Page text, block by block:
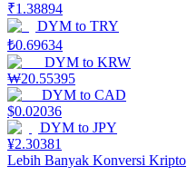
₹1.38894
DYM to TRY
₺0.69634
DYM to KRW
₩20.55395
DYM to CAD
$0.02036
DYM to JPY
¥2.30381
Lebih Banyak Konversi Kripto